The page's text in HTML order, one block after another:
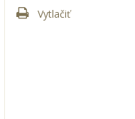
Vytlačiť